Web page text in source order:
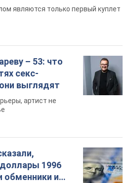
являются только первый куплет
– 53: что
секс-
выглядят
артист не
1996
обменники и